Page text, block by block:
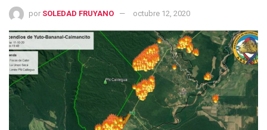
por SOLEDAD FRUYANO octubre 12, 2020